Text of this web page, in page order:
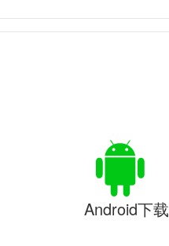
Android下载